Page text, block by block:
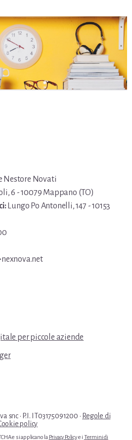
Nestore Novati
6 - 10079 Mappano (TO)
Lungo Po Antonelli, 147 - 10153
per piccole aziende
· P.I. IT03175091200 · Regole di
policy
e si applicano la Privacy Policye i Termini di